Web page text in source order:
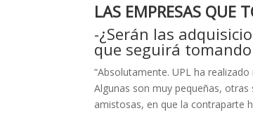
LAS EMPRESAS QUE
-¿Serán las
que seguirá tomando
“Absolutamente. UPL ha
Algunas son muy pequeñas,
amistosas, en que la contraparte